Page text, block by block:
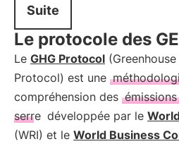
Suite
Le protocole des
Le GHG Protocol
Protocol) est une
compréhension des
serre développée par le
(WRI) et le World Business